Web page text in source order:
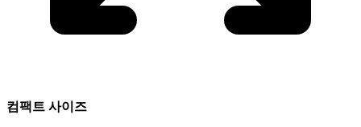
컴팩트 사이즈